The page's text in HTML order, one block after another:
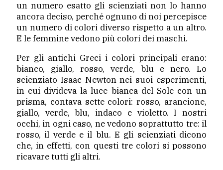
un numero esatto gli scienziati non lo hanno
ancora deciso, perché ognuno di noi percepisce
un numero di colori diverso rispetto a un altro.
E le femmine vedono più colori dei maschi.
Per gli antichi Greci i colori principali erano:
bianco, giallo, rosso, verde, blu e nero. Lo
scienziato Isaac Newton nei suoi esperimenti,
in cui divideva la luce bianca del Sole con un
prisma, contava sette colori: rosso, arancione,
giallo, verde, blu, indaco e violetto. I nostri
occhi, in ogni caso, ne vedono soprattutto tre: il
rosso, il verde e il blu. E gli scienziati dicono
che, in effetti, con questi tre colori si possono
ricavare tutti gli altri.